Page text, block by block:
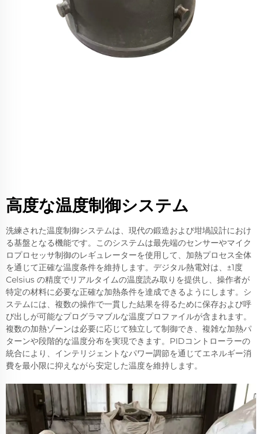
高度な温度制御システム
洗練された温度制御システムは、現代の鍛造および坩堝設計におけ
る基盤となる機能です。このシステムは最先端のセンサーやマイク
ロプロセッサ制御のレギュレーターを使用して、加熱プロセス全体
を通じて正確な温度条件を維持します。デジタル熱電対は、±1度
Celsius の精度でリアルタイムの温度読み取りを提供し、操作者が
特定の材料に必要な正確な加熱条件を達成できるようにします。シ
ステムには、複数の操作で一貫した結果を得るために保存および呼
び出しが可能なプログラマブルな温度プロファイルが含まれます。
複数の加熱ゾーンは必要に応じて独立して制御でき、複雑な加熱パ
ターンや段階的な温度分布を実現できます。PIDコントローラーの
統合により、インテリジェントなパワー調節を通じてエネルギー消
費を最小限に抑えながら安定した温度を維持します。